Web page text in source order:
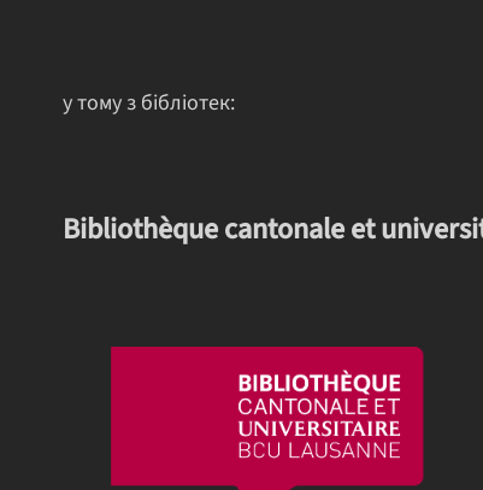
у тому з бібліотек:
Bibliothèque cantonale et